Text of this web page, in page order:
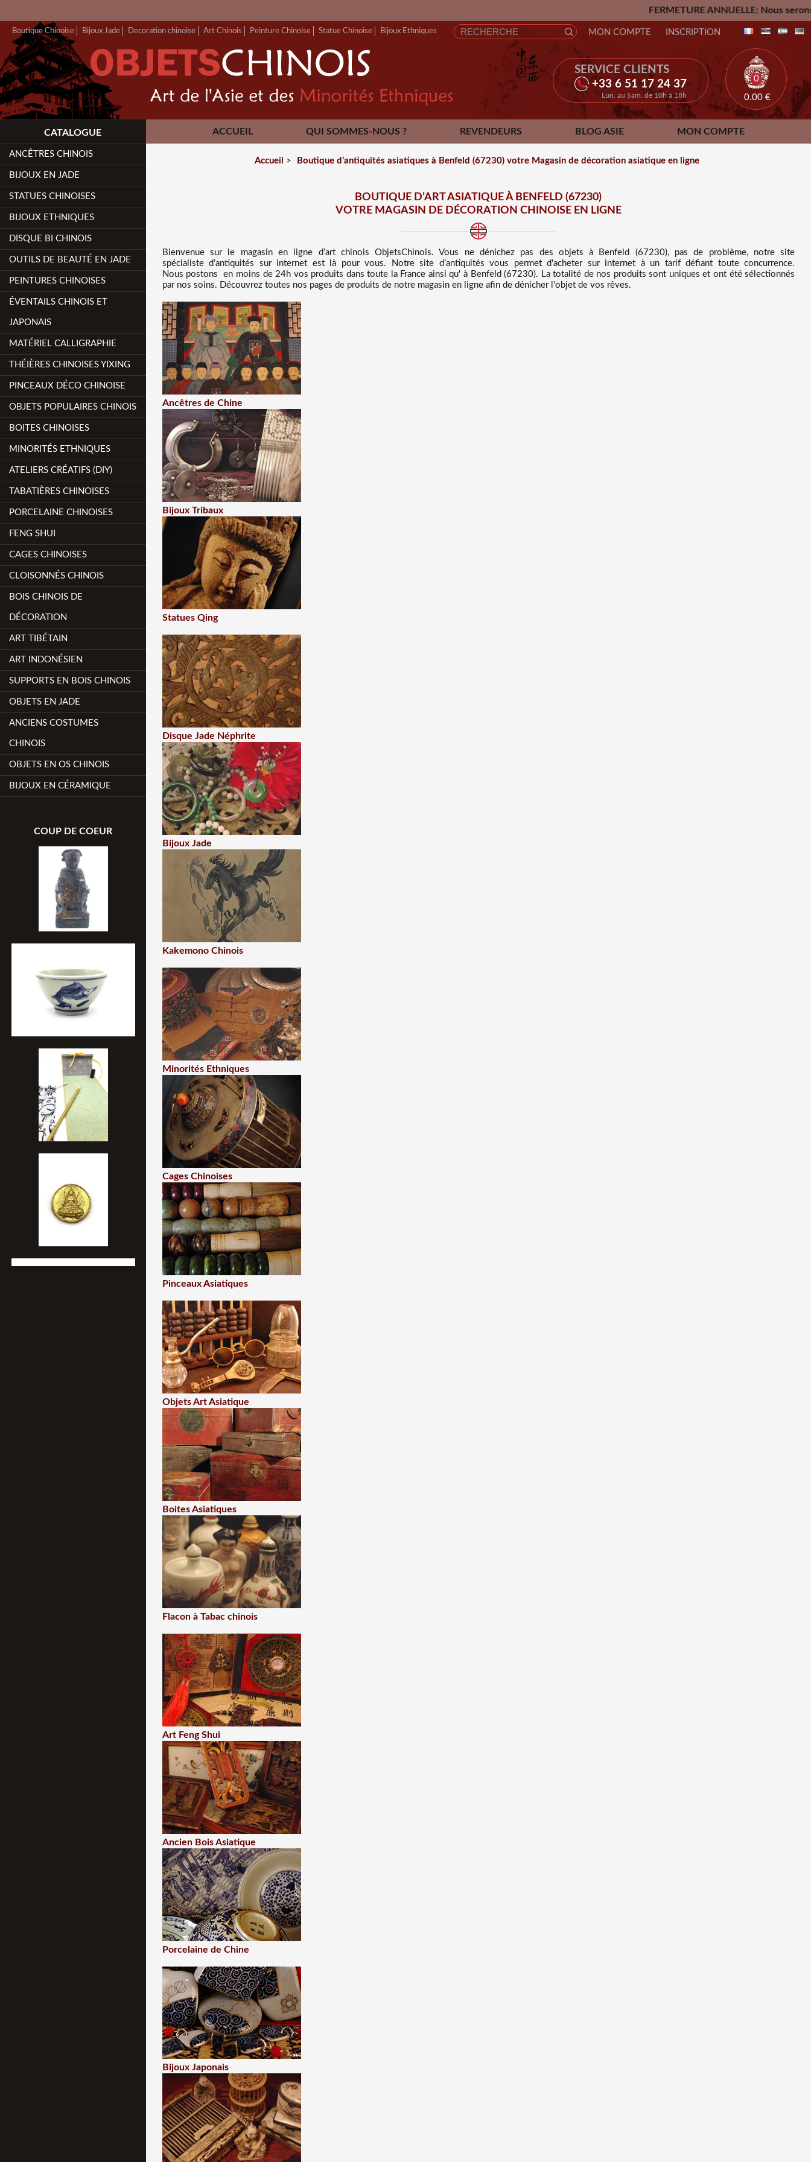
FERMETURE ANNUELLE: Nous serons fermés du
Boutique Chinoise Bijoux Jade Decoration chinoise Art Chinois Peinture Chinoise Statue Chinoise Bijoux Ethniques
SERVICE CLIENTS
+33 6 51 17 24 37
Lun. au Sam. de 10h à 18h
MON COMPTE INSCRIPTION
0
0.00 €
ACCUEIL QUI SOMMES-NOUS ? REVENDEURS BLOG ASIE MON COMPTE
CONTACT
CATALOGUE
ANCÊTRES CHINOIS
BIJOUX EN JADE
STATUES CHINOISES
BIJOUX ETHNIQUES
DISQUE BI CHINOIS
OUTILS DE BEAUTÉ EN JADE
PEINTURES CHINOISES
ÉVENTAILS CHINOIS ET
JAPONAIS
MATÉRIEL CALLIGRAPHIE
THÉIÈRES CHINOISES YIXING
PINCEAUX DÉCO CHINOISE
OBJETS POPULAIRES CHINOIS
BOITES CHINOISES
MINORITÉS ETHNIQUES
ATELIERS CRÉATIFS (DIY)
TABATIÈRES CHINOISES
PORCELAINE CHINOISES
FENG SHUI
CAGES CHINOISES
CLOISONNÉS CHINOIS
BOIS CHINOIS DE
DÉCORATION
ART TIBÉTAIN
ART INDONÉSIEN
SUPPORTS EN BOIS CHINOIS
OBJETS EN JADE
ANCIENS COSTUMES
CHINOIS
OBJETS EN OS CHINOIS
BIJOUX EN CÉRAMIQUE
COUP DE COEUR
Accueil > Boutique d’antiquités asiatiques à Benfeld (67230) votre Magasin de décoration asiatique en ligne
BOUTIQUE D’ART ASIATIQUE À BENFELD (67230)
VOTRE MAGASIN DE DÉCORATION CHINOISE EN LIGNE
Bienvenue sur le magasin en ligne d’art chinoisObjetsChinois. Vous ne dénichez pas des objets à Benfeld (67230), pas de problème, notre site
spécialiste d’antiquités sur internet est là pour vous. Notre site d’antiquités vous permet d'acheter sur internet à un tarif défiant toute concurrence.
Nous postons en moins de 24h vos produits dans toute la France ainsi qu' à Benfeld (67230). La totalité de nos produits sont uniques et ont été sélectionnés
par nos soins. Découvrez toutes nos pages de produits de notre magasin en ligne afin de dénicher l'objet de vos rêves.
Ancêtres de Chine
Bijoux Tribaux
Statues Qing
Disque Jade Néphrite
Bijoux Jade
Kakemono Chinois
Minorités Ethniques
Cages Chinoises
Pinceaux Asiatiques
Objets Art Asiatique
Boites Asiatiques
Flacon à Tabac chinois
Art Feng Shui
Ancien Bois Asiatique
Porcelaine de Chine
Bijoux Japonais